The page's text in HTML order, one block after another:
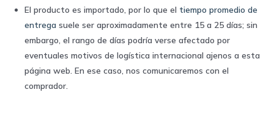
El producto es importado, por lo que el tiempo promedio de
entrega suele ser aproximadamente entre 15 a 25 días; sin
embargo, el rango de días podría verse afectado por
eventuales motivos de logística internacional ajenos a esta
página web. En ese caso, nos comunicaremos con el
comprador.